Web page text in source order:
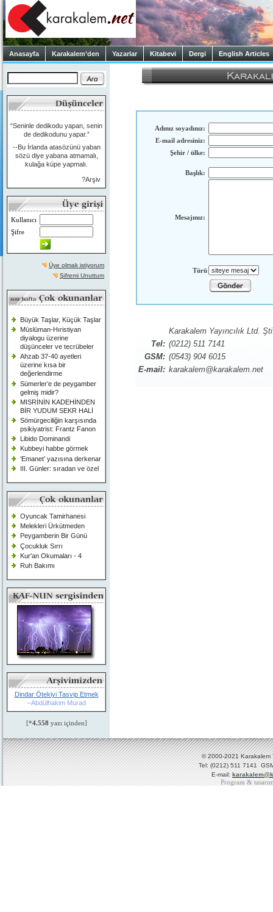
Anasayfa Karakalem’den Yazarlar Kitabevi Dergi English Articles
“Seninle dedikodu yapan, senin
de dedikodunu yapar.”
--Bu İrlanda atasözünü yaban
sözü diye yabana atmamalı,
kulağa küpe yapmalı.
?Arşiv
Kullanıcı
Şifre
Üye olmak istiyorum
Şifremi Unuttum
Büyük Taşlar, Küçük Taşlar
Müslüman-Hıristiyan
diyalogu üzerine
düşünceler ve tecrübeler
Ahzab 37-40 ayetleri
üzerine kısa bir
değerlendirme
Sümerler’e de peygamber
gelmiş midir?
MISRİNİN KADEHİNDEN
BİR YUDUM SEKR HALİ
Sömürgeciliğin karşısında
psikiyatrist: Frantz Fanon
Libido Dominandi
Kubbeyi habbe görmek
‘Emanet’ yazısına derkenar
III. Günler: sıradan ve özel
Oyuncak Tamirhanesi
Melekleri Ürkütmeden
Peygamberin Bir Günü
Çocukluk Sırrı
Kur'an Okumaları - 4
Ruh Bakımı
Dindar Ötekiyi Tasvip Etmek
–Abdülhakim Murad
[*4.558 yazı içinden]
Adınız soyadınız:
E-mail adresiniz:
Şehir / ülke:
Başlık:
Mesajınız:
Türü
Karakalem Yayıncılık Ltd.
Tel: (0212) 511 7141
GSM: (0543) 904 6015
E-mail: karakalem@karakalem.net
© 2000-2021 Karakalem
Tel: (0212) 511 7141
E-mail:
Program &